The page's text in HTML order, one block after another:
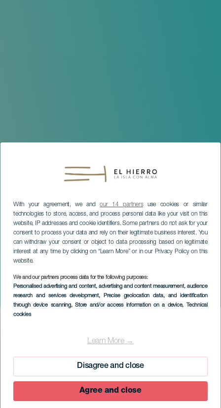
With your agreement, we andour 14 partnersuse cookies or similar
technologies to store, access, and process personal data like your visit on this
website, IP addresses and cookie identifiers. Some partners do not ask for your
consent to process your data and rely on their legitimate business interest. You
can withdraw your consent or object to data processing based on legitimate
interest at any time by clicking on “Learn More” or in our Privacy Policy on this
website.
We and our partners process data for the following purposes:
Personalised advertising and content, advertising and content measurement, audience
research and services development, Precise geolocation data, and identification
through device scanning, Store and/or access information on a device, Technical
cookies
Learn More →
Disagree and close
Agree and close
Junior meridiano
EL HIERRO